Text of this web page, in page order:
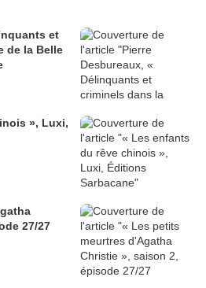
et
de la Belle
», Luxi,
27/27